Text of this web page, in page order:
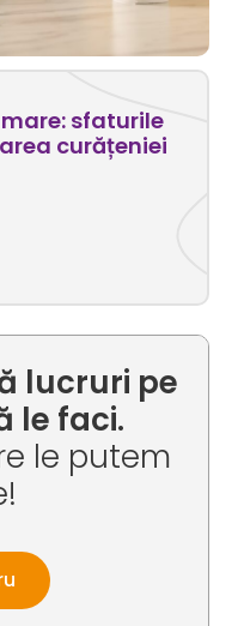
sfaturile
curățeniei
lucruri pe
le faci.
le putem